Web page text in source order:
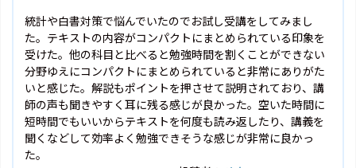
統計や白書対策で悩んでいたのでお試し受講をしてみまし
た。テキストの内容がコンパクトにまとめられている印象を
受けた。他の科目と比べると勉強時間を割くことができない
分野ゆえにコンパクトにまとめられていると非常にありがた
いと感じた。解説もポイントを押させて説明されており、講
師の声も聞きやすく耳に残る感じが良かった。空いた時間に
短時間でもいいからテキストを何度も読み返したり、講義を
聞くなどして効率よく勉強できそうな感じが非常に良かっ
た。